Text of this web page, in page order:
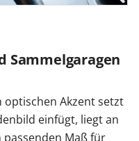
Sammelgaragen
optischen Akzent setzt
einfügt, liegt an
passenden Maß für